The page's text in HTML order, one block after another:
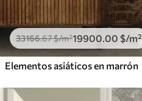
33166.67$/m²19900.00 $/m²
Elementos asiáticos en marrón